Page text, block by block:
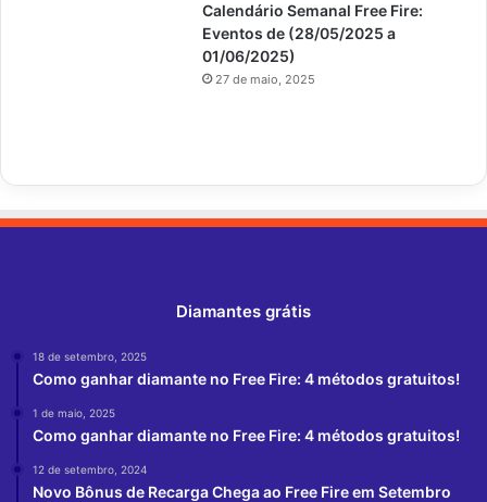
Calendário Semanal Free Fire:
Eventos de (28/05/2025 a
01/06/2025)
27 de maio, 2025
Diamantes grátis
18 de setembro, 2025
Como ganhar diamante no Free Fire: 4 métodos gratuitos!
1 de maio, 2025
Como ganhar diamante no Free Fire: 4 métodos gratuitos!
12 de setembro, 2024
Novo Bônus de Recarga Chega ao Free Fire em Setembro